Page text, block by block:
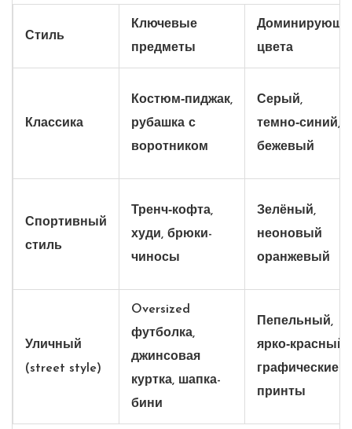
Стиль
Ключевые
предметы
цвета
Классика
Костюм‑пиджак,
рубашка с
воротником
Серый,
темно‑синий,
бежевый
Спортивный
стиль
Тренч‑кофта,
худи, брюки-
чиносы
Зелёный,
неоновый
оранжевый
Уличный
(street style)
Oversized
футболка,
джинсовая
куртка, шапка-
бини
Пепельный,
ярко‑красный,
графические
принты